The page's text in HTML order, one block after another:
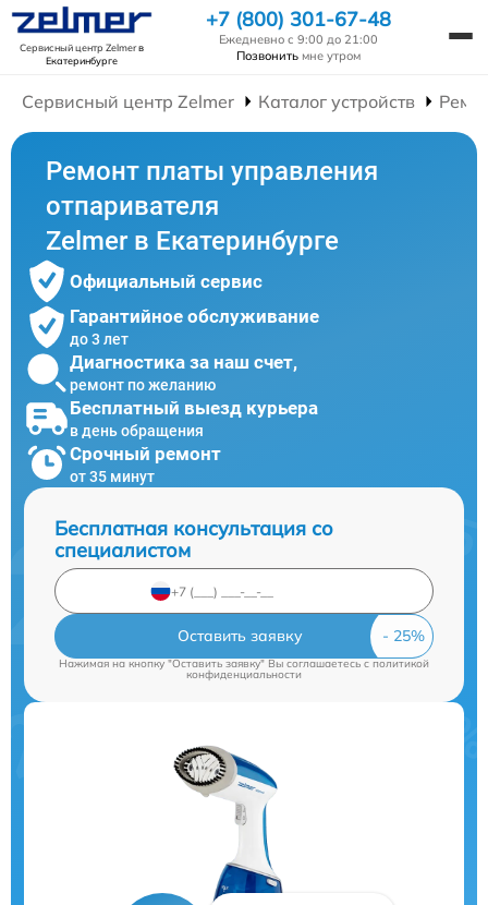
Сервисный центр Zelmerв
Екатеринбурге
+7 (800) 301-67-48
Ежедневно с 9:00 до 21:00
Позвонить мне утром
Сервисный центр Zelmer Каталог устройств
Ремонт платы управления
отпаривателя
Zelmer в Екатеринбурге
Официальный сервис
Гарантийное обслуживание
до 3 лет
Диагностика за наш счет,
ремонт по желанию
Бесплатный выезд курьера
в день обращения
Срочный ремонт
от 35 минут
Бесплатная консультация со
специалистом
Оставить заявку
Нажимая на кнопку "Оставить заявку" Вы соглашаетесь c политикой
конфиденциальности